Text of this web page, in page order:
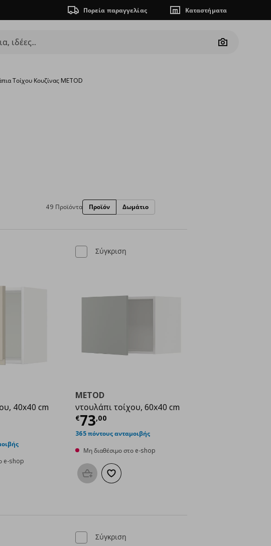
Πορεία παραγγελίας Καταστήματα
Camera
Τοίχου Κουζίνας METOD
49 Προϊόντα Προϊόν Δωμάτιο
40x40 cm
τιμή € 49,00
e-shop
στα αγαπημένα
Σύγκριση
METOD
ντουλάπι τοίχου, 60x40 cm
€73,00
Τρέχουσα τιμή
365 πόντους ανταμοιβής
Μη διαθέσιμο στο e-shop
Προσθήκη στο καλάθι
Προσθήκη στα αγαπημένα
Σύγκριση